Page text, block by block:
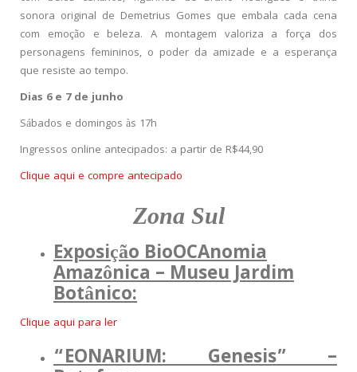
sonora original de Demetrius Gomes que embala cada cena
com emoção e beleza. A montagem valoriza a força dos
personagens femininos, o poder da amizade e a esperança
que resiste ao tempo.
Dias 6 e 7 de junho
Sábados e domingos às 17h
Ingressos online antecipados: a partir de R$44,90
Clique aqui e compre antecipado
Zona Sul
Exposição BioOCAnomia
Amazônica – Museu Jardim
Botânico:
Clique aqui para ler
“EONARIUM: Genesis” –